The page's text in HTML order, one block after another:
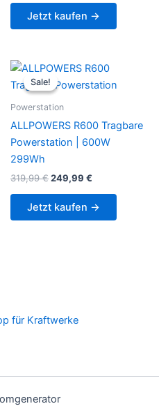
was:
4.599,99 €.
Jetzt kaufen →
Sale!
Sale!
Powerstation
ALLPOWERS R600 Tragbare
Powerstation | 600W
299Wh
319,99€Original
was:
319,99 €.
249,99 €
is:
249,99 €.
Jetzt kaufen →